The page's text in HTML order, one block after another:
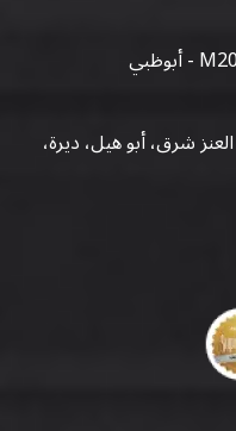
العنز شرق، أبو هيل، ديرة،